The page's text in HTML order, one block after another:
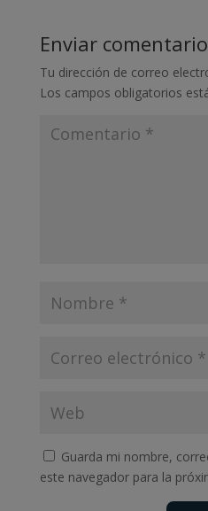
Enviar comentario
Tu dirección de correo
Los campos obligatorios
Guarda mi nombre,
este navegador para la